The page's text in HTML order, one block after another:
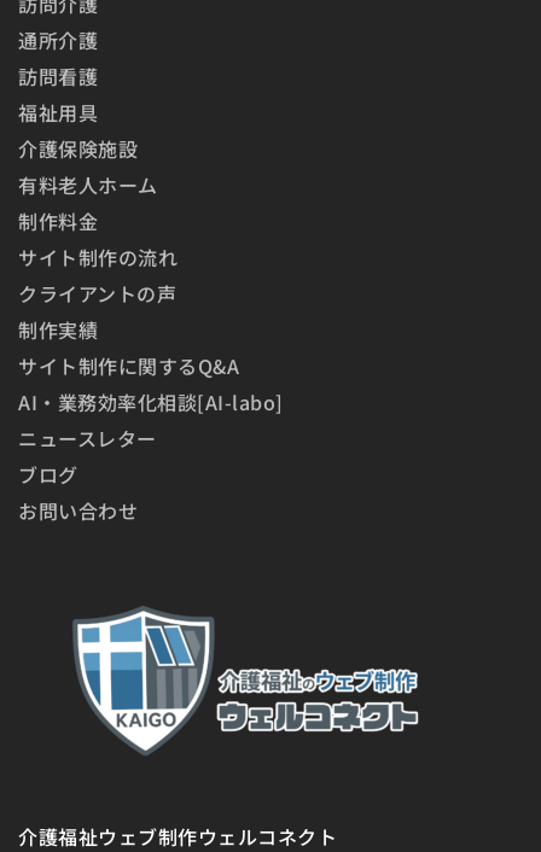
通所介護
訪問看護
福祉用具
介護保険施設
有料老人ホーム
制作料金
サイト制作の流れ
クライアントの声
制作実績
サイト制作に関するQ&A
AI・業務効率化相談[AI-labo]
ニュースレター
ブログ
お問い合わせ
介護福祉ウェブ制作ウェルコネクト